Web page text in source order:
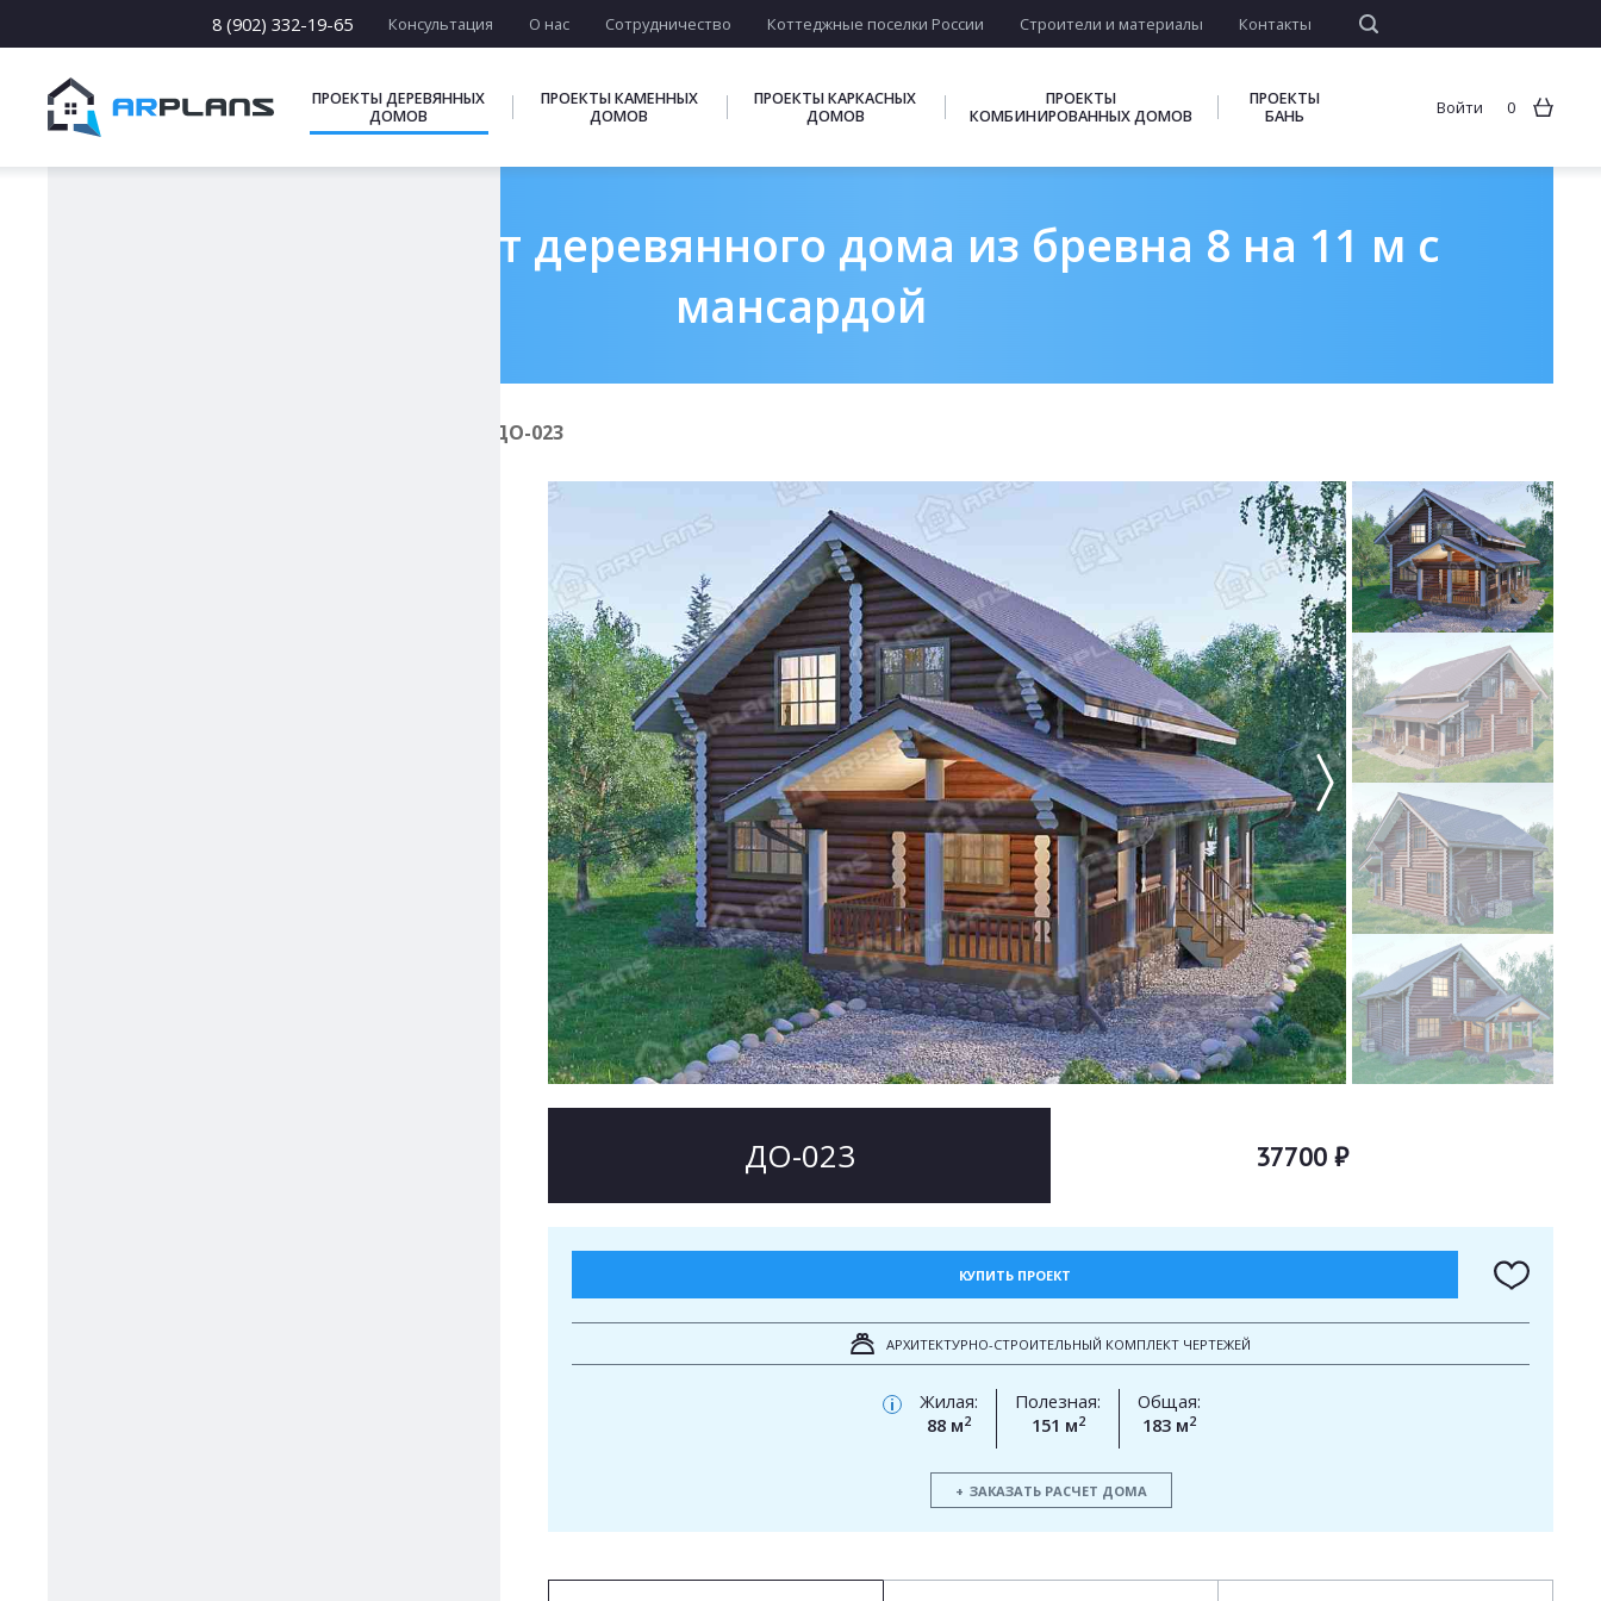
8 (902) 332-19-65 Консультация О нас Сотрудничество Коттеджные поселки России Строители и материалы Контакты
ПРОЕКТЫ ДЕРЕВЯННЫХ
ДОМОВ
ПРОЕКТЫ КАМЕННЫХ
ДОМОВ
ПРОЕКТЫ КАРКАСНЫХ
ДОМОВ
ПРОЕКТЫ
КОМБИНИРОВАННЫХ ДОМОВ
ПРОЕКТЫ
БАНЬ
Войти 0
Готовый проект деревянного дома из бревна 8 на 11 м с
мансардой
ДО-023
15 х [15-23]
16 х [16-20]
ПОДБОРКИ
ДО-023 37700 ₽
КУПИТЬ ПРОЕКТ
АРХИТЕКТУРНО-СТРОИТЕЛЬНЫЙ КОМПЛЕКТ ЧЕРТЕЖЕЙ
i
Жилая:
88 м2
Полезная:
151 м2
Общая:
183 м2
ЗАКАЗАТЬ РАСЧЕТ ДОМА